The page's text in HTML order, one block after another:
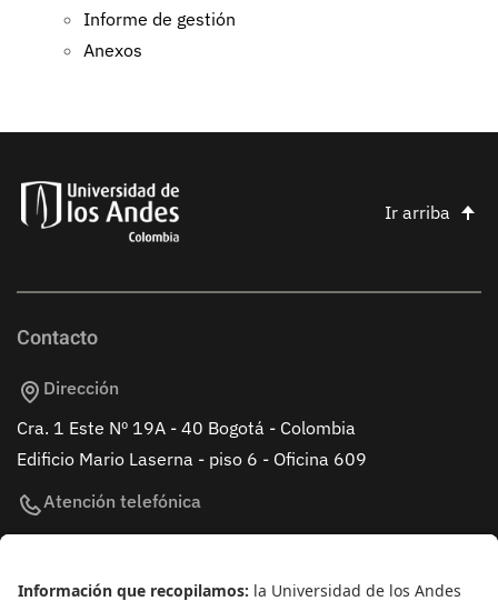
Informe de gestión
Anexos
Ir arriba
Contacto
Dirección
Cra. 1 Este Nº 19A - 40 Bogotá - Colombia
Edificio Mario Laserna - piso 6 - Oficina 609
Atención telefónica
+(571) 339 49 49 - Ext. 4830